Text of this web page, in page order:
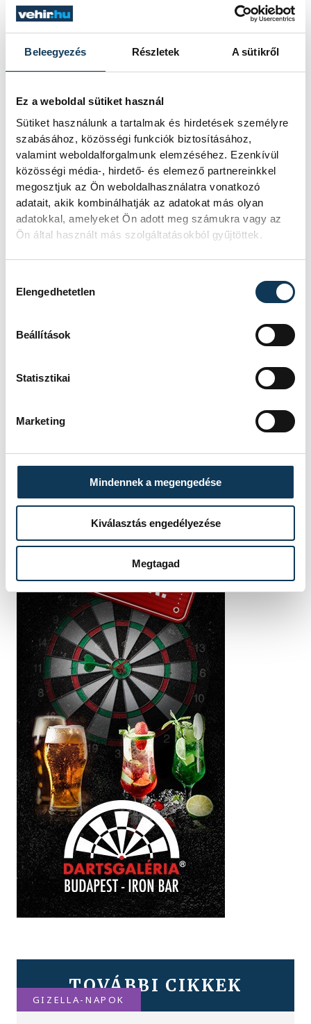
Beleegyezés Részletek A sütikről
Ez a weboldal sütiket használ
Sütiket használunk a tartalmak és hirdetések személyre
szabásához, közösségi funkciók biztosításához,
valamint weboldalforgalmunk elemzéséhez. Ezenkívül
közösségi média-, hirdető- és elemező partnereinkkel
megosztjuk az Ön weboldalhasználatra vonatkozó
adatait, akik kombinálhatják az adatokat más olyan
adatokkal, amelyeket Ön adott meg számukra vagy az
Ön által használt más szolgáltatásokból gyűjtöttek.
Elengedhetetlen
Beállítások
Statisztikai
Marketing
Mindennek a megengedése
Kiválasztás engedélyezése
Megtagad
abban, hogy a keresztény élet valósággá
váljon bennünk – intett a püspök. Mint
mondta, felelősségünk van az egyházzal, a
magyar nemzet egészével szemben.
jövő.
közélet vallás
Gizella-napok
kereszténység
katolikus
Spányi Antal
TOVÁBBI CIKKEK
GIZELLA-NAPOK